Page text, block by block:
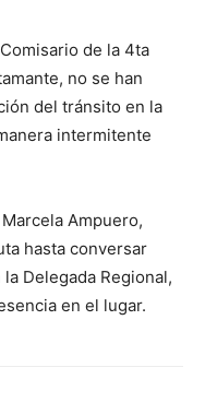
de la 4ta
no se han
del tránsito en la
intermitente
Ampuero,
hasta conversar
Delegada Regional,
en el lugar.